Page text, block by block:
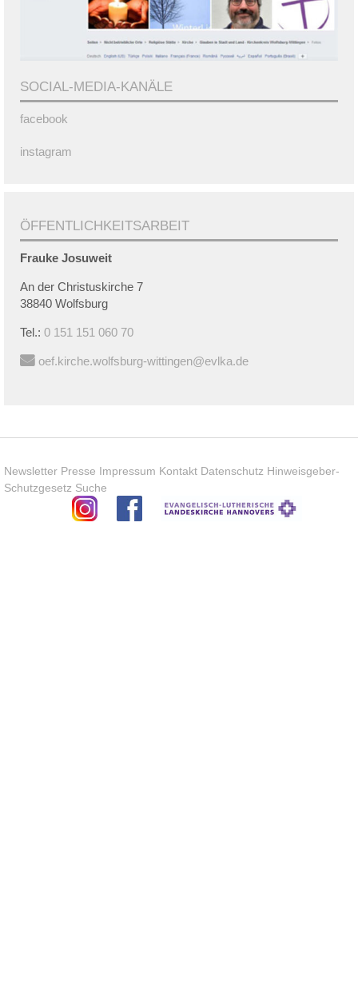
SOCIAL-MEDIA-KANÄLE
facebook
instagram
ÖFFENTLICHKEITSARBEIT
Frauke Josuweit
An der Christuskirche 7
38840 Wolfsburg
Tel.: 0 151 151 060 70
oef.kirche.wolfsburg-wittingen@evlka.de
Newsletter Presse Impressum Kontakt Datenschutz Hinweisgeber-
Schutzgesetz Suche